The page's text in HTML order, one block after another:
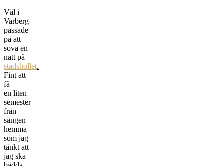
Väl i
Varberg
passade
på att
sova en
natt på
stadshollet.
Fint att
få
en liten
semester
från
sängen
hemma
som jag
tänkt att
jag ska